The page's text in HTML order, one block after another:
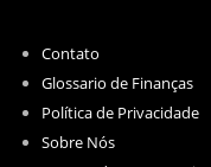
Contato
Glossario de Finanças
Política de Privacidade
Sobre Nós